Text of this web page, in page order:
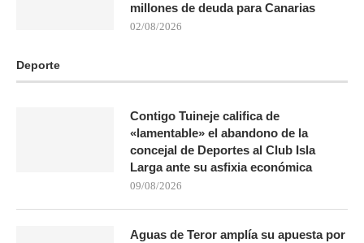
millones de deuda para Canarias
02/08/2026
Deporte
Contigo Tuineje califica de
«lamentable» el abandono de la
concejal de Deportes al Club Isla
Larga ante su asfixia económica
09/08/2026
Aguas de Teror amplía su apuesta por